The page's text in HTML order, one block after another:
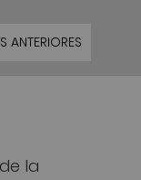
ANTERIORES
la